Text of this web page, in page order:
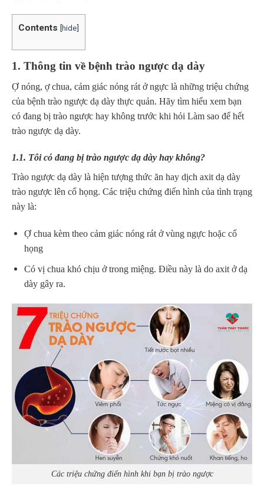
Contents [hide]
1. Thông tin về bệnh trào ngược dạ dày
Ợ nóng, ợ chua, cảm giác nóng rát ở ngực là những triệu chứng
của bệnh trào ngược dạ dày thực quản. Hãy tìm hiểu xem bạn
có đang bị trào ngược hay không trước khi hỏi Làm sao để hết
trào ngược dạ dày.
1.1. Tôi có đang bị trào ngược dạ dày hay không?
Trào ngược dạ dày là hiện tượng thức ăn hay dịch axit dạ dày
trào ngược lên cổ họng. Các triệu chứng điển hình của tình trạng
này là:
Ợ chua kèm theo cảm giác nóng rát ở vùng ngực hoặc cổ
họng
Có vị chua khó chịu ở trong miệng. Điều này là do axit ở dạ
dày gây ra.
Các triệu chứng điển hình khi bạn bị trào ngược